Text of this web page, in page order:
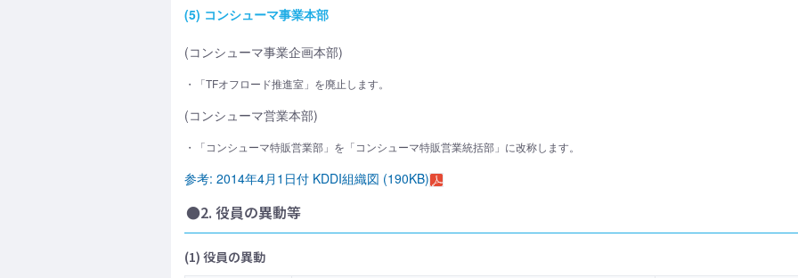
(5) コンシューマ事業本部
(コンシューマ事業企画本部)
・「TFオフロード推進室」を廃止します。
(コンシューマ営業本部)
・「コンシューマ特販営業部」を「コンシューマ特販営業統括部」に改称します。
参考: 2014年4月1日付 KDDI組織図 (190KB)
●2. 役員の異動等
(1) 役員の異動